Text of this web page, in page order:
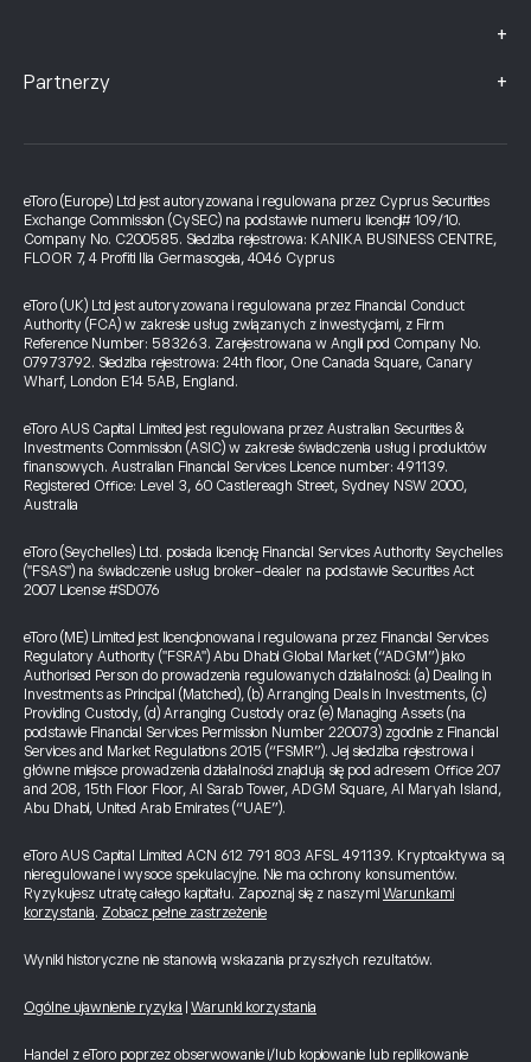
+
Partnerzy +
eToro (Europe) Ltd jest autoryzowana i regulowana przez Cyprus Securities
Exchange Commission (CySEC) na podstawie numeru licencji# 109/10.
Company No. C200585. Siedziba rejestrowa: KANIKA BUSINESS CENTRE,
FLOOR 7, 4 Profiti Ilia Germasogeia, 4046 Cyprus
eToro (UK) Ltd jest autoryzowana i regulowana przez Financial Conduct
Authority (FCA) w zakresie usług związanych z inwestycjami, z Firm
Reference Number: 583263. Zarejestrowana w Anglii pod Company No.
07973792. Siedziba rejestrowa: 24th floor, One Canada Square, Canary
Wharf, London E14 5AB, England.
eToro AUS Capital Limited jest regulowana przez Australian Securities &
Investments Commission (ASIC) w zakresie świadczenia usług i produktów
finansowych. Australian Financial Services Licence number: 491139.
Registered Office: Level 3, 60 Castlereagh Street, Sydney NSW 2000,
Australia
eToro (Seychelles) Ltd. posiada licencję Financial Services Authority Seychelles
("FSAS") na świadczenie usług broker-dealer na podstawie Securities Act
2007 License #SD076
eToro (ME) Limited jest licencjonowana i regulowana przez Financial Services
Regulatory Authority ("FSRA") Abu Dhabi Global Market (“ADGM”) jako
Authorised Person do prowadzenia regulowanych działalności: (a) Dealing in
Investments as Principal (Matched), (b) Arranging Deals in Investments, (c)
Providing Custody, (d) Arranging Custody oraz (e) Managing Assets (na
podstawie Financial Services Permission Number 220073) zgodnie z Financial
Services and Market Regulations 2015 (“FSMR”). Jej siedziba rejestrowa i
główne miejsce prowadzenia działalności znajdują się pod adresem Office 207
and 208, 15th Floor Floor, Al Sarab Tower, ADGM Square, Al Maryah Island,
Abu Dhabi, United Arab Emirates (“UAE”).
eToro AUS Capital Limited ACN 612 791 803 AFSL 491139. Kryptoaktywa są
nieregulowane i wysoce spekulacyjne. Nie ma ochrony konsumentów.
Ryzykujesz utratę całego kapitału. Zapoznaj się z naszymi Warunkami
korzystania. Zobacz pełne zastrzeżenie
Wyniki historyczne nie stanowią wskazania przyszłych rezultatów.
Ogólne ujawnienie ryzyka Warunki korzystania
Handel z eToro poprzez obserwowanie i/lub kopiowanie lub replikowanie